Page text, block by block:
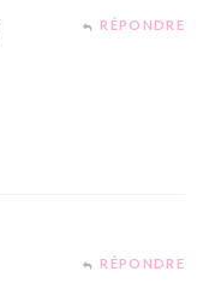
RÉPONDRE
RÉPONDRE